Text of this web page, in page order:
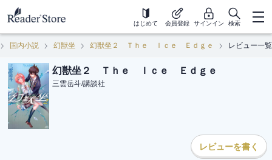
はじめて 会員登録 サインイン 検索
国内小説 幻獣坐 幻獣坐２ Ｔｈｅ Ｉｃｅ Ｅｄｇｅ レビュー一覧
幻獣坐２ Ｔｈｅ Ｉｃｅ Ｅｄｇｅ
三雲岳斗/講談社
レビューを書く